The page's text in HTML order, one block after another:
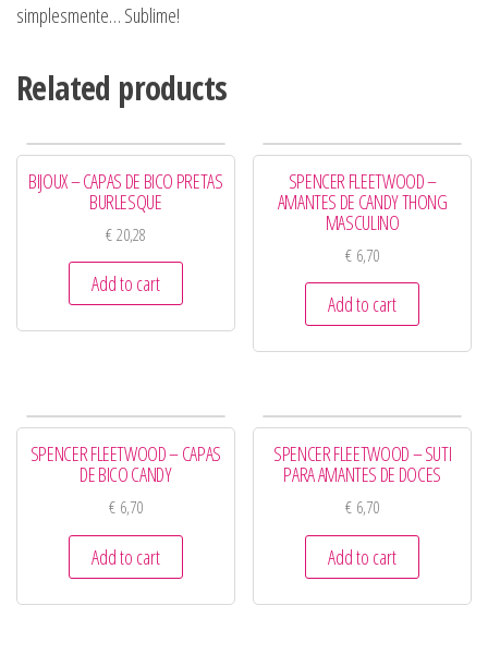
simplesmente… Sublime!
Related products
BIJOUX – CAPAS DE BICO PRETAS
BURLESQUE
€20,28
Add to cart
SPENCER FLEETWOOD –
AMANTES DE CANDY THONG
MASCULINO
€ 6,70
Add to cart
SPENCER FLEETWOOD – CAPAS
DE BICO CANDY
€6,70
Add to cart
SPENCER FLEETWOOD – SUTI
PARA AMANTES DE DOCES
€ 6,70
Add to cart